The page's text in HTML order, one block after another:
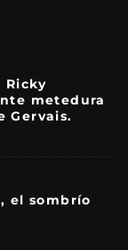
Ricky
metedura
Gervais.
el sombrío